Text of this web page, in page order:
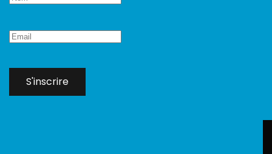
S'inscrire